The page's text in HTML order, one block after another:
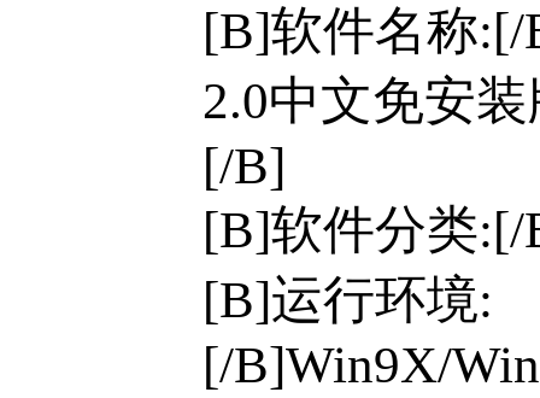
[B]软件名称
2.0中文免安
[/B]
[B]软件分类
[B]运行环境:
[/B]Win9X/